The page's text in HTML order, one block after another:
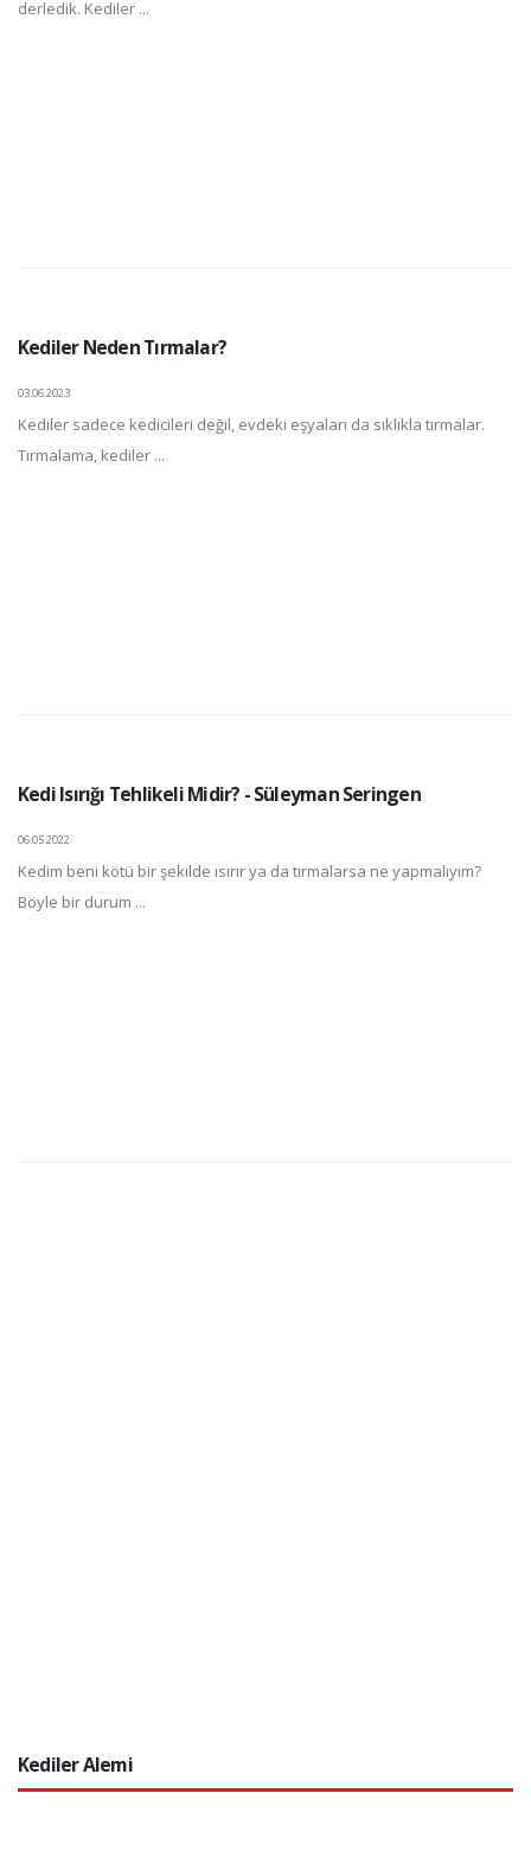
derledik. Kediler ...
Kediler Neden Tırmalar?
03.06.2023
Kediler sadece kedicileri değil, evdeki eşyaları da sıklıkla tırmalar.
Tırmalama, kediler ...
Kedi Isırığı Tehlikeli Midir? - Süleyman Seringen
06.05.2022
Kedim beni kötü bir şekilde ısırır ya da tırmalarsa ne yapmalıyım?
Böyle bir durum ...
Kediler Alemi